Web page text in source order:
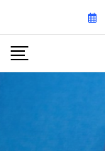
content